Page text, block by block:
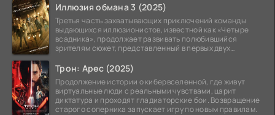
Иллюзия обмана 3 (2025)
Третья часть захватывающих приключений команды
выдающихся иллюзионистов, известной как «Четыре
всадника», продолжает развивать полюбившийся
зрителям сюжет, представленный в первых двух
Трон: Арес (2025)
Продолжение истории о кибервселенной, где живут
виртуальные люди с реальными чувствами, царит
диктатура и проходят гладиаторские бои. Возвращение
старого соперника запускает игру по новым правилам.